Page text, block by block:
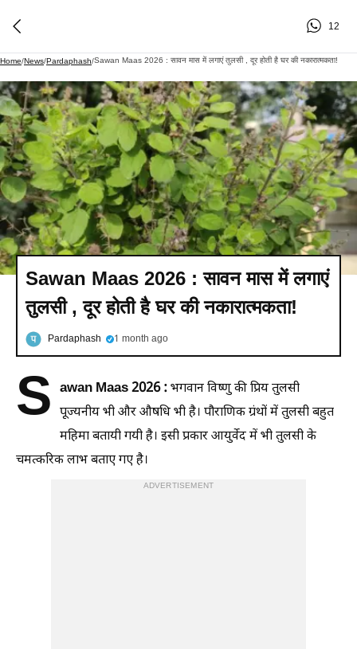
12
Home/News/Pardaphash/Sawan Maas 2026 : सावन मास में लगाएं तुलसी , दूर होती है घर की नकारात्मकता!
Sawan Maas 2026 : सावन मास में लगाएं
तुलसी , दूर होती है घर की नकारात्मकता!
Pardaphash 1 month ago
S awan Maas 2026 :भगवान विष्णु की प्रिय तुलसी
पूज्यनीय भी और औषधि भी है। पौराणिक ग्रंथों में तुलसी बहुत
महिमा बतायी गयी है। इसी प्रकार आयुर्वेद में भी तुलसी के
चमत्करिक लाभ बताए गए है।
ADVERTISEMENT